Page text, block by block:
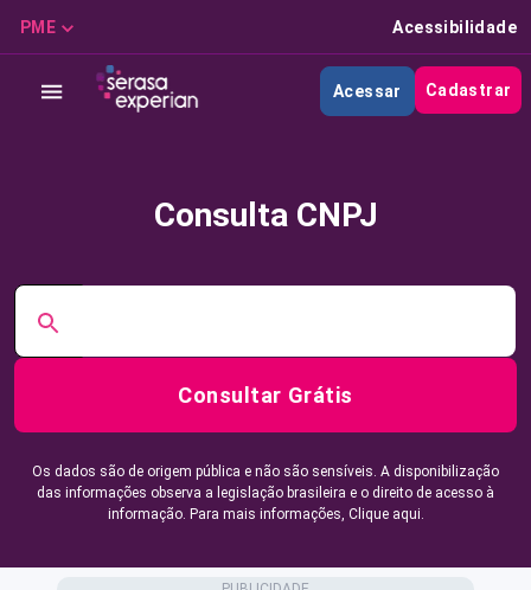
PME Acessibilidade
Acessar Cadastrar
Consulta CNPJ
Consultar Grátis
Os dados são de origem pública e não são sensíveis. A disponibilização
das informações observa a legislação brasileira e o direito de acesso à
informação. Para mais informações, Clique aqui.